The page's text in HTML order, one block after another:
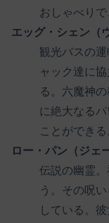
おしゃべりで
エッグ・シェン（
観光バスの
ャック達に
る。六魔神
に絶大なる
ことができる
ロー・パン（ジェ
伝説の幽霊
う。その呪
している。